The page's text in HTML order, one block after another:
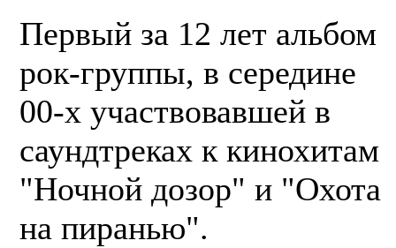
Первый за 12 лет альбом
рок-группы, в середине
00-х участвовавшей в
саундтреках к кинохитам
"Ночной дозор" и "Охота
на пиранью".